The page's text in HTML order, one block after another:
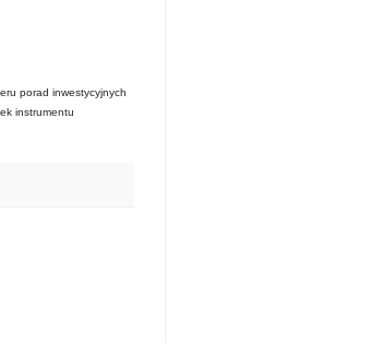
porad inwestycyjnych
instrumentu